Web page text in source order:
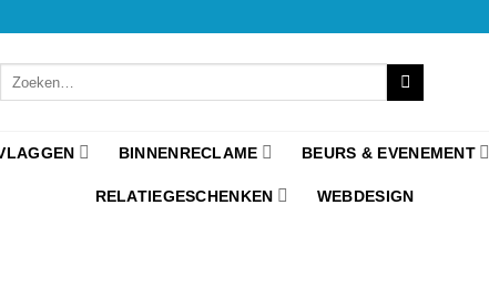
BINNENRECLAME BEURS & EVENEMENT
RELATIEGESCHENKEN WEBDESIGN